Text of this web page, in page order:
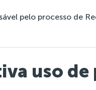
pelo processo de
uso de